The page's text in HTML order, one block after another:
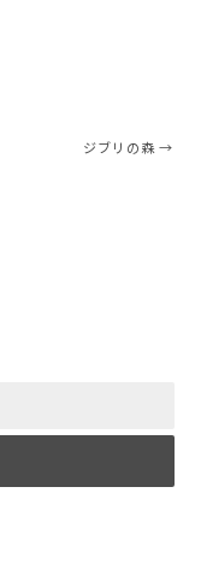
ジブリの森→